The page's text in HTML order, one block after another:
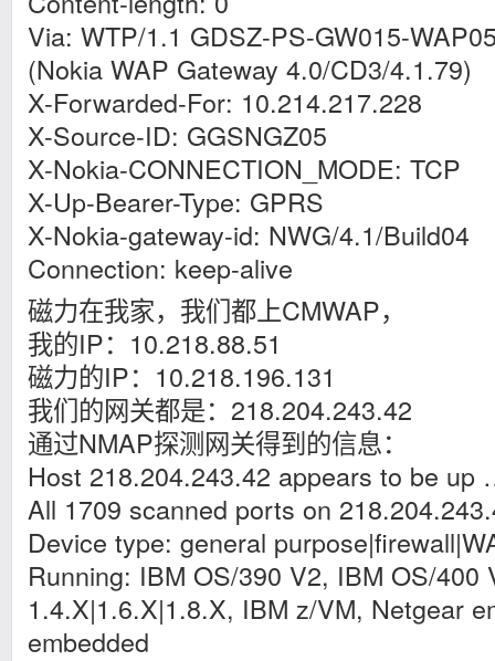
Via: WTP/1.1 GDSZ-PS-GW015-
(Nokia WAP Gateway 4.0/CD3/4.1.79)
X-Forwarded-For: 10.214.217.228
X-Source-ID: GGSNGZ05
X-Nokia-CONNECTION_MODE: TCP
X-Up-Bearer-Type: GPRS
X-Nokia-gateway-id: NWG/4.1/Build04
Connection: keep-alive
磁力在我家，我们都上CMWAP，
我的IP：10.218.88.51
磁力的IP：10.218.196.131
我们的网关都是：218.204.243.42
通过NMAP探测网关得到的信息：
Host 218.204.243.42 appears to be up
All 1709 scanned ports on
Device type: general
Running: IBM OS/390 V2, IBM OS/400
1.4.X|1.6.X|1.8.X, IBM z/VM, Netgear
embedded